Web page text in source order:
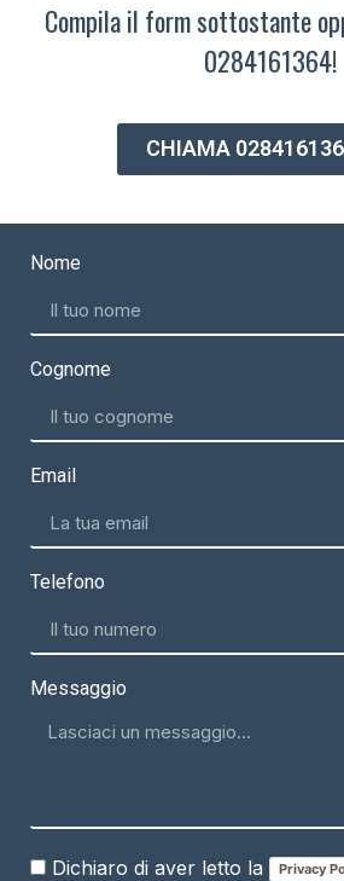
Compila il form sottostante
0284161364!
CHIAMA
Nome
Cognome
Email
Telefono
Messaggio
Dichiaro di aver letto la Privacy